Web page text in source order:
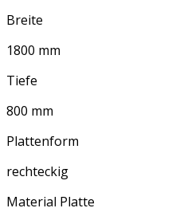
Breite
1800 mm
Tiefe
800 mm
Plattenform
rechteckig
Material Platte